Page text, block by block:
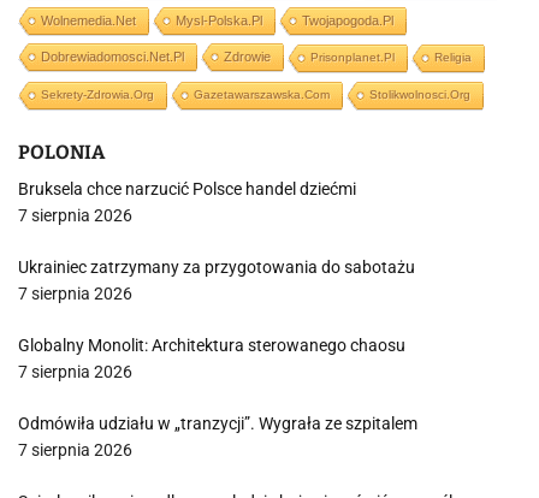
Wolnemedia.net Mysl-Polska.pl Twojapogoda.pl
Dobrewiadomosci.net.pl Zdrowie Prisonplanet.pl Religia
Sekrety-Zdrowia.org Gazetawarszawska.com Stolikwolnosci.org
POLONIA
Bruksela chce narzucić Polsce handel dziećmi
7 sierpnia 2026
Ukrainiec zatrzymany za przygotowania do sabotażu
7 sierpnia 2026
Globalny Monolit: Architektura sterowanego chaosu
7 sierpnia 2026
Odmówiła udziału w „tranzycji”. Wygrała ze szpitalem
7 sierpnia 2026